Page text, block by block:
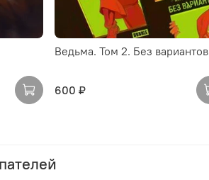
Ведьма. Том 2. Без вариантов
600 ₽